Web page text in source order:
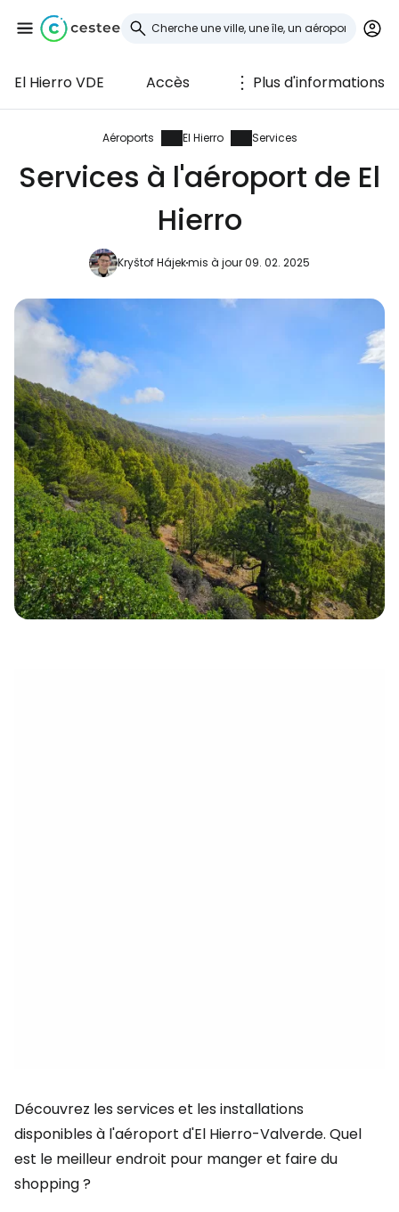
El Hierro VDE Accès Plus d'informations
Aéroports El Hierro Services
Services à l'aéroport de El
Hierro
Kryštof Hájekmis à jour 09. 02. 2025
Découvrez les services et les installations
disponibles à l'aéroport d'El Hierro-Valverde. Quel
est le meilleur endroit pour manger et faire du
shopping ?
Se connecter à
Cestee
... la communauté mondiale des voyageurs
Continuer avec Facebook
Poursuivre avec le courrier
électronique